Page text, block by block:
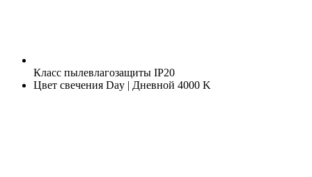
Класс пылевлагозащиты IP20
Цвет свечения Day | Дневной 4000 K